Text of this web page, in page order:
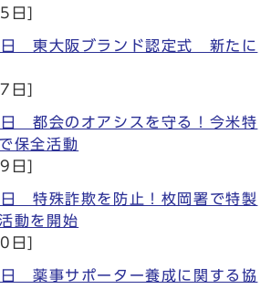
日]
東大阪ブランド認定式 新たに
日]
都会のオアシスを守る！今米特
保全活動
日]
特殊詐欺を防止！枚岡署で特製
動を開始
日]
薬事サポーター養成に関する協